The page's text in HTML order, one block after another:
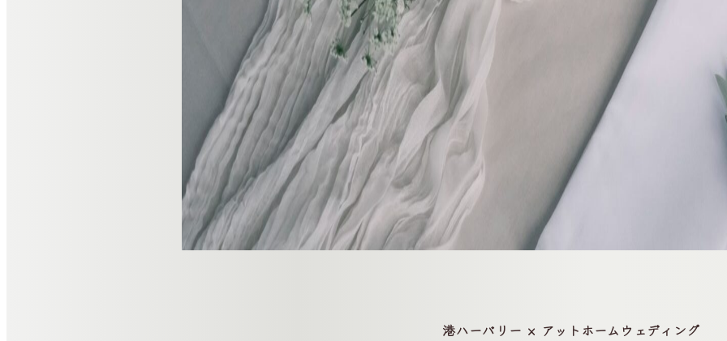
港ハーバリー × アットホームウェディング